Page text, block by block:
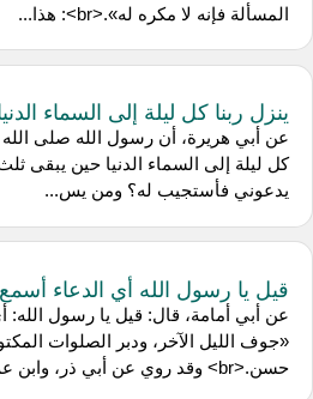
المسألة فإنه لا مكره له».<br>: هذا...
ينزل ربنا كل ليلة إلى السماء
عن أبي هريرة، أن رسول الله صلى الله
كل ليلة إلى السماء الدنيا حين يبقى
يدعوني فأستجيب له؟ ومن يس...
قيل يا رسول الله أي الدعاء
عن أبي أمامة، قال: قيل يا رسول الله:
حسن.<br> وقد روي عن أبي ذر، وابن عم...